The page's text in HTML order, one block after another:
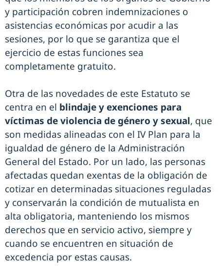
y participación cobren indemnizaciones o
asistencias económicas por acudir a las
sesiones, por lo que se garantiza que el
ejercicio de estas funciones sea
completamente gratuito.
Otra de las novedades de este Estatuto se
centra en el blindaje y exenciones para
víctimas de violencia de género y sexual, que
son medidas alineadas con el IV Plan para la
igualdad de género de la Administración
General del Estado. Por un lado, las personas
afectadas quedan exentas de la obligación de
cotizar en determinadas situaciones reguladas
y conservarán la condición de mutualista en
alta obligatoria, manteniendo los mismos
derechos que en servicio activo, siempre y
cuando se encuentren en situación de
excedencia por estas causas.